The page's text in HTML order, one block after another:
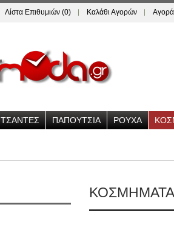
Λίστα Επιθυμιών (0) Καλάθι Αγορών Αγορά
ΤΣΑΝΤΕΣ ΠΑΠΟΥΤΣΙΑ ΡΟΥΧΑ
ΚΟΣΜΗΜΑΤΑ